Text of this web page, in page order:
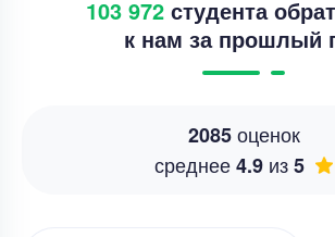
103 972 студента
к нам за прошлый
2085оценок
среднее4.9 из5